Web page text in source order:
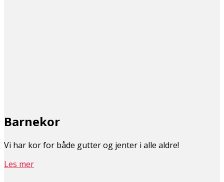
Barnekor
Vi har kor for både gutter og jenter i alle aldre!
Les mer